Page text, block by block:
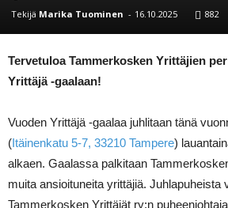
Tekijä Marika Tuominen - 16.10.2025 882
Tervetuloa Tammerkosken Yrittäjien
Yrittäjä -gaalaan!
Vuoden Yrittäjä -gaalaa juhlitaan tänä
(Itäinenkatu 5-7, 33210 Tampere)
alkaen. Gaalassa palkitaan
muita ansioituneita yrittäjiä. Juhlapuheista
Tammerkosken Yrittäjät ry:n